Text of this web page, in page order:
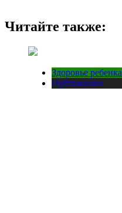
Читайте также:
Здоровье ребенка
Публикации